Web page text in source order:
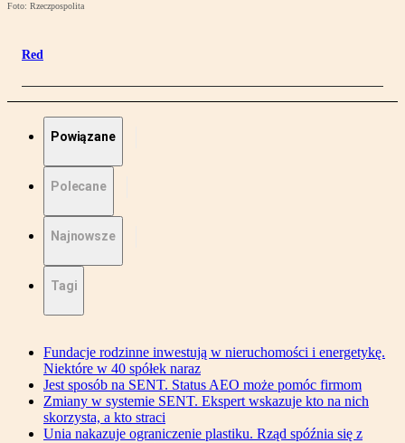
Foto: Rzeczpospolita
Red
Powiązane
Polecane
Najnowsze
Tagi
Fundacje rodzinne inwestują w nieruchomości i energetykę.
Niektóre w 40 spółek naraz
Jest sposób na SENT. Status AEO może pomóc firmom
Zmiany w systemie SENT. Ekspert wskazuje kto na nich
skorzysta, a kto straci
Unia nakazuje ograniczenie plastiku. Rząd spóźnia się z